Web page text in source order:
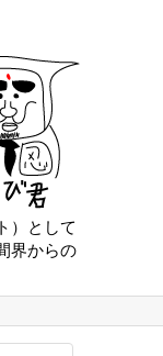
）として
界からの